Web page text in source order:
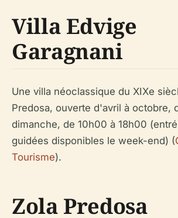
Villa Edvige
Garagnani
Une villa néoclassique du XIXe
Predosa, ouverte d'avril à octobre,
dimanche, de 10h00 à 18h00
guidées disponibles le week-end) (
Tourisme).
Zola Predosa